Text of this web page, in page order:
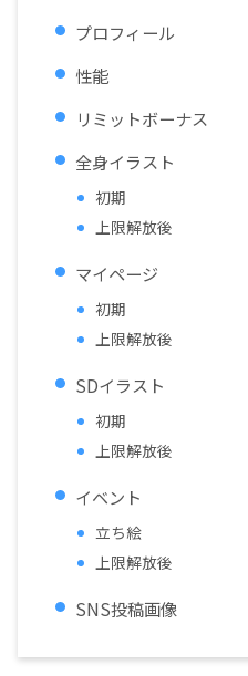
プロフィール
性能
リミットボーナス
全身イラスト
初期
上限解放後
マイページ
初期
上限解放後
SDイラスト
初期
上限解放後
イベント
立ち絵
上限解放後
SNS投稿画像